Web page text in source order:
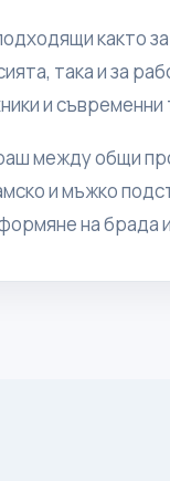
както
така и за
и
между общи
и мъжко
на брада